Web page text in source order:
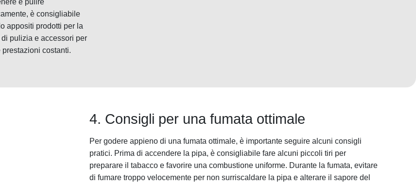
e pulire
è consigliabile
appositi prodotti per la
pulizia e accessori per
costanti.
4. Consigli per una fumata ottimale
Per godere appieno di una fumata ottimale, è importante seguire alcuni consigli
pratici. Prima di accendere la pipa, è consigliabile fare alcuni piccoli tiri per
preparare il tabacco e favorire una combustione uniforme. Durante la fumata, evitare
di fumare troppo velocemente per non surriscaldare la pipa e alterare il sapore del